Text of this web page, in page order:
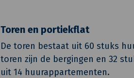
Toren en portiekflat
De toren bestaat uit 60 stuks
toren zijn de bergingen en 32
uit 14 huurappartementen.